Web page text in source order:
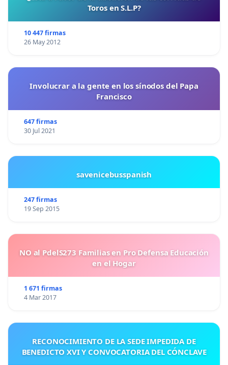
Toros en S.L.P?
10 447 firmas
26 May 2012
Involucrar a la gente en los sínodos del Papa
Francisco
647 firmas
30 Jul 2021
savenicebusspanish
247 firmas
19 Sep 2015
NO al PdelS273 Familias en Pro Defensa Educación
en el Hogar
1 671 firmas
4 Mar 2017
RECONOCIMIENTO DE LA SEDE IMPEDIDA DE
BENEDICTO XVI Y CONVOCATORIA DEL CÓNCLAVE